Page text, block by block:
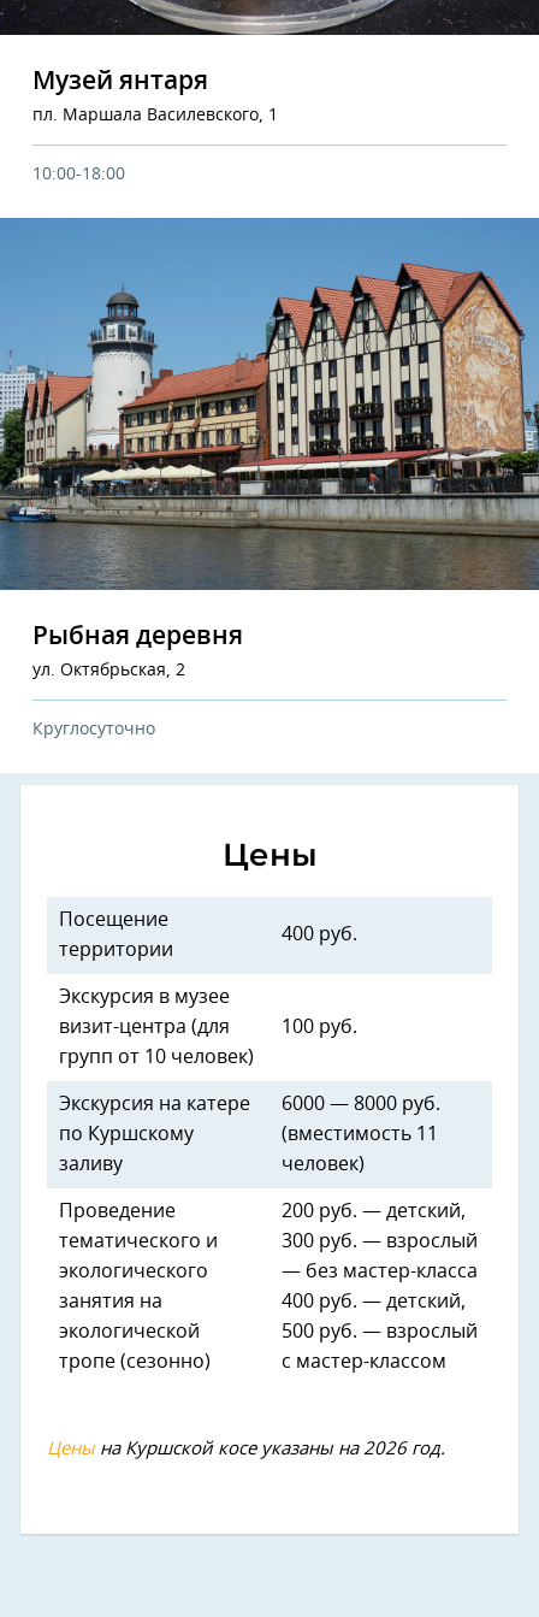
Музей янтаря
пл. Маршала Василевского, 1
10:00-18:00
Рыбная деревня
ул. Октябрьская, 2
Круглосуточно
Цены
Посещение
территории
400 руб.
Экскурсия в музее
визит-центра (для
групп от 10 человек)
100 руб.
Экскурсия на катере
по Куршскому
заливу
6000 — 8000 руб.
(вместимость 11
человек)
Проведение
тематического и
экологического
занятия на
экологической
тропе (сезонно)
200 руб. — детский,
300 руб. — взрослый
— без мастер-класса
400 руб. — детский,
500 руб. — взрослый
с мастер-классом
Ценына Куршской косе указаны на 2026 год.